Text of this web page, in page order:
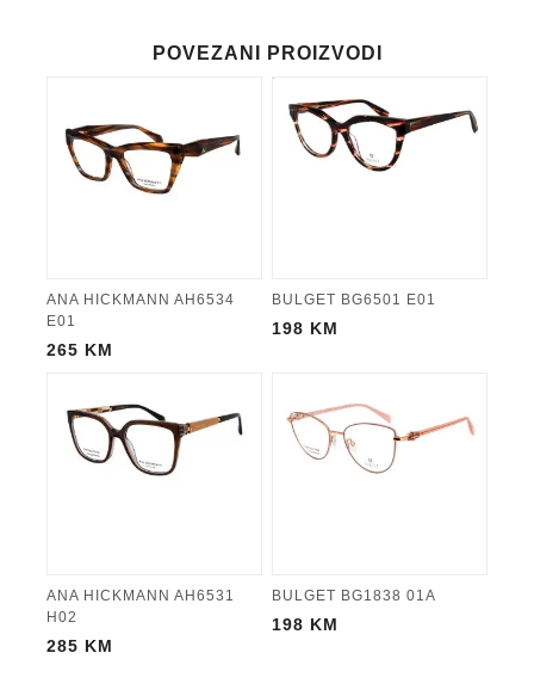
POVEZANI PROIZVODI
ANA HICKMANN AH6534
E01
265 KM
BULGET BG6501 E01
198 KM
ANA HICKMANN AH6531
H02
285 KM
BULGET BG1838 01A
198 KM